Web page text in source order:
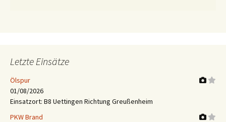
Letzte Einsätze
Ölspur
01/08/2026
Einsatzort: B8 Uettingen Richtung Greußenheim
PKW Brand